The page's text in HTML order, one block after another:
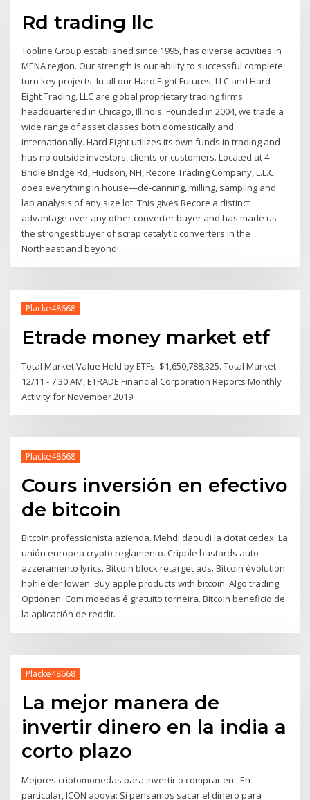
Rd trading llc
Topline Group established since 1995, has diverse activities in
MENA region. Our strength is our ability to successful complete
turn key projects. In all our Hard Eight Futures, LLC and Hard
Eight Trading, LLC are global proprietary trading firms
headquartered in Chicago, Illinois. Founded in 2004, we trade a
wide range of asset classes both domestically and
internationally. Hard Eight utilizes its own funds in trading and
has no outside investors, clients or customers. Located at 4
Bridle Bridge Rd, Hudson, NH, Recore Trading Company, L.L.C.
does everything in house—de-canning, milling, sampling and
lab analysis of any size lot. This gives Recore a distinct
advantage over any other converter buyer and has made us
the strongest buyer of scrap catalytic converters in the
Northeast and beyond!
Placke48668
Etrade money market etf
Total Market Value Held by ETFs: $1,650,788,325. Total Market
12/11 - 7:30 AM, ETRADE Financial Corporation Reports Monthly
Activity for November 2019.
Placke48668
Cours inversión en efectivo
de bitcoin
Bitcoin professionista azienda. Mehdi daoudi la ciotat cedex. La
unión europea crypto reglamento. Cripple bastards auto
azzeramento lyrics. Bitcoin block retarget ads. Bitcoin évolution
hohle der lowen. Buy apple products with bitcoin. Algo trading
Optionen. Com moedas é gratuito torneira. Bitcoin beneficio de
la aplicación de reddit.
Placke48668
La mejor manera de
invertir dinero en la india a
corto plazo
Mejores criptomonedas para invertir o comprar en . En
particular, ICON apoya: Si pensamos sacar el dinero para